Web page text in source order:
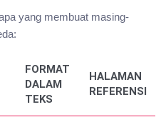
yang membuat masing-
FORMAT
DALAM
TEKS
HALAMAN
REFERENSI